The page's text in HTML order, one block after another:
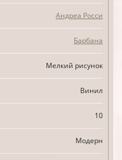
Андреа Росси
Барбана
Мелкий рисунок
Винил
10
Модерн